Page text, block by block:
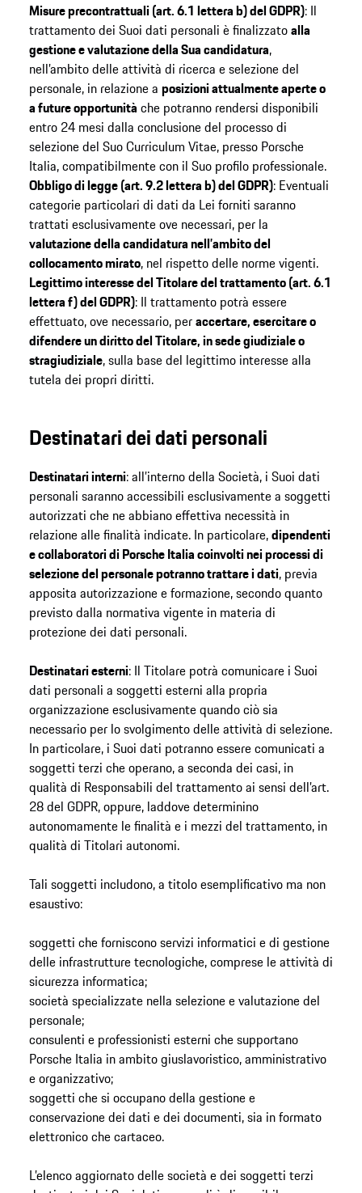
Misure precontrattuali (art. 6.1 lettera b) del GDPR): Il
trattamento dei Suoi dati personali è finalizzatoalla
gestione e valutazione della Sua candidatura,
nell’ambito delle attività di ricerca e selezione del
personale, in relazione a posizioni attualmente aperte o
a future opportunità che potranno rendersi disponibili
entro 24 mesi dalla conclusione del processo di
selezione del Suo Curriculum Vitae, presso Porsche
Italia, compatibilmente con il Suo profilo professionale.
Obbligo di legge (art. 9.2 lettera b) del GDPR): Eventuali
categorie particolari di dati da Lei forniti saranno
trattati esclusivamente ove necessari, per la
valutazione della candidatura nell’ambito del
collocamento mirato, nel rispetto delle norme vigenti.
Legittimo interesse del Titolare del trattamento (art. 6.1
lettera f) del GDPR): Il trattamento potrà essere
effettuato, ove necessario, peraccertare, esercitare o
difendere un diritto del Titolare, in sede giudiziale o
stragiudiziale, sulla base del legittimo interesse alla
tutela dei propri diritti.
Destinatari dei dati personali
Destinatari interni: all’interno della Società, i Suoi dati
personali saranno accessibili esclusivamente a soggetti
autorizzati che ne abbiano effettiva necessità in
relazione alle finalità indicate. In particolare,dipendenti
e collaboratori di Porsche Italia coinvolti nei processi di
selezione del personale potranno trattare i dati, previa
apposita autorizzazione e formazione, secondo quanto
previsto dalla normativa vigente in materia di
protezione dei dati personali.
Destinatari esterni: Il Titolare potrà comunicare i Suoi
dati personali a soggetti esterni alla propria
organizzazione esclusivamente quando ciò sia
necessario per lo svolgimento delle attività di selezione.
In particolare, i Suoi dati potranno essere comunicati a
soggetti terzi che operano, a seconda dei casi, in
qualità di Responsabili del trattamento ai sensi dell’art.
28 del GDPR, oppure, laddove determinino
autonomamente le finalità e i mezzi del trattamento, in
qualità di Titolari autonomi.
Tali soggetti includono, a titolo esemplificativo ma non
esaustivo:
soggetti che forniscono servizi informatici e di gestione
delle infrastrutture tecnologiche, comprese le attività di
sicurezza informatica;
società specializzate nella selezione e valutazione del
personale;
consulenti e professionisti esterni che supportano
Porsche Italia in ambito giuslavoristico, amministrativo
e organizzativo;
soggetti che si occupano della gestione e
conservazione dei dati e dei documenti, sia in formato
elettronico che cartaceo.
L’elenco aggiornato delle società e dei soggetti terzi